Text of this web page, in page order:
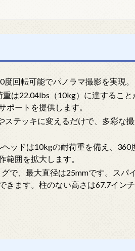
回転可能でパノラマ撮影を実現。
は22.04lbs（10kg）に達すること
ートを提供します。
ステッキに変えるだけで、多彩な
ッドは10kgの耐荷重を備え、360
範囲を拡大します。
で、最大直径は25mmです。スパ
ます。柱のない高さは67.7インチ